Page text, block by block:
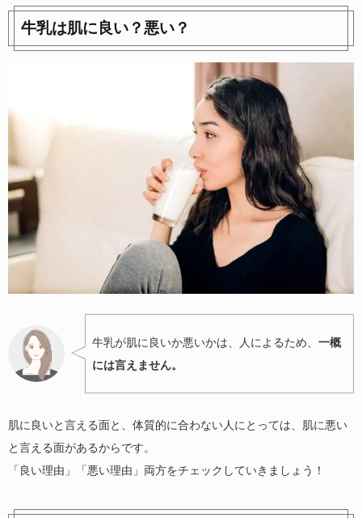
牛乳は肌に良い？悪い？
牛乳が肌に良いか悪いかは、人によるため、 一概
には言えません。
肌に良いと言える面と、体質的に合わない人にとっては、肌に悪い
と言える面があるからです。
「良い理由」「悪い理由」両方をチェックしていきましょう！